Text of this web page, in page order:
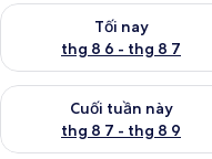
Tối nay
thg 8 6 - thg 8 7
Kiểm tra lượng phòng tối
Cuối tuần này
thg 8 7 - thg 8 9
Kiểm tra lượng phòng